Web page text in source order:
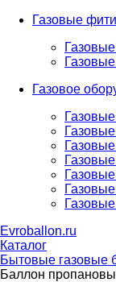
Газовые
Газовое
Evroballon.ru
Каталог
Бытовые газовые
Баллон